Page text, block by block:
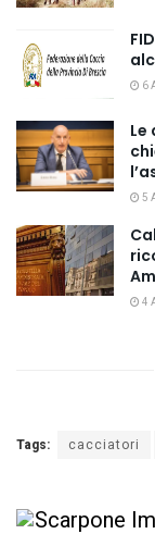
6
Le
5
4
Tags: cacciatori